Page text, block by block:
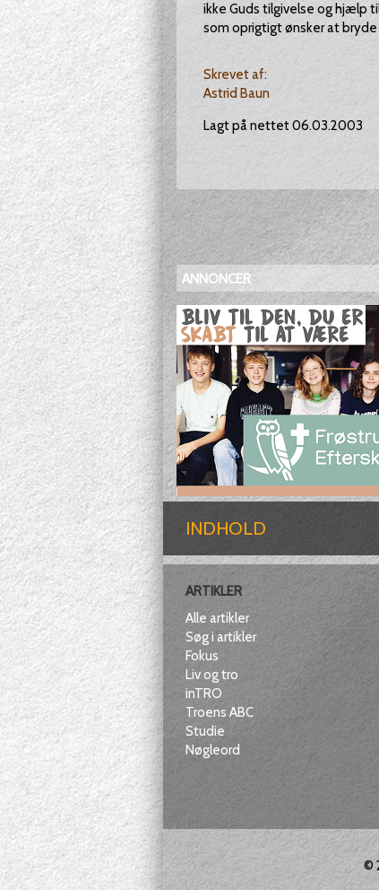
ikke Guds tilgivelse og hjælp
som oprigtigt ønsker at
Skrevet af:
Astrid Baun
Lagt på nettet 06.03.2003
ANNONCER
INDHOLD
ARTIKLER
Alle artikler
Søg i artikler
Fokus
Liv og tro
inTRO
Troens ABC
Studie
Nøgleord
©